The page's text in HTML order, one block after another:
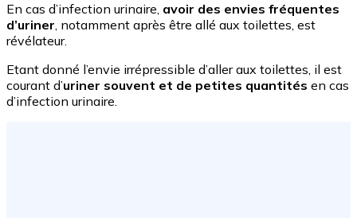
En cas d’infection urinaire, avoir des envies fréquentes
d’uriner, notamment après être allé aux toilettes, est
révélateur.
Etant donné l’envie irrépressible d’aller aux toilettes, il est
courant d’uriner souvent et de petites quantités en cas
d’infection urinaire.